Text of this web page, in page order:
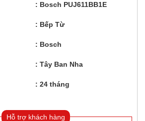
Bosch PUJ611BB1E
Bếp Từ
Bosch
Tây Ban Nha
24 tháng
Hỗ trợ khách hàng